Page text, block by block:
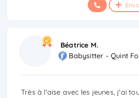
Béatrice M.
Babysitter - Quint
Très à l'aise avec les jeunes, j'ai